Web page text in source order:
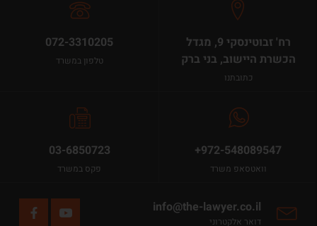
רח' זבוטינסקי 9, מגדל
הכשרת היישוב, בני ברק
כתובתנו
072-3310205
טלפון במשרד
+972-548089547
וואטסאפ משרד
03-6850723
פקס במשרד
info@the-lawyer.co.il
דואר אלקטרוני